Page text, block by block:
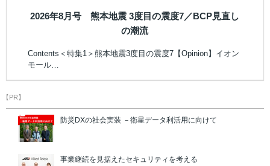
2026年8月号 熊本地震 3度目の震度7／BCP見直し
の潮流
Contents＜特集1＞熊本地震3度目の震度7【Opinion】イオン
モール…
【PR】
防災DXの社会実装 －衛星データ利活用に向けて
事業継続を見据えたセキュリティを考える